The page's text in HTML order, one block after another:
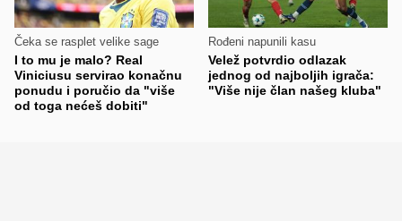
Čeka se rasplet velike sage
I to mu je malo? Real
Viniciusu servirao konačnu
ponudu i poručio da "više
od toga nećeš dobiti"
Rođeni napunili kasu
Velež potvrdio odlazak
jednog od najboljih igrača:
"Više nije član našeg kluba"